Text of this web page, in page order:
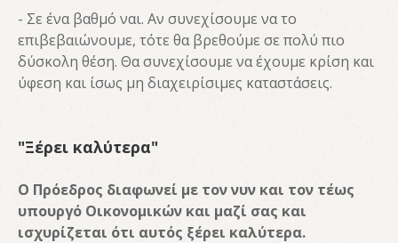
- Σε ένα βαθμό ναι. Αν συνεχίσουμε να το
επιβεβαιώνουμε, τότε θα βρεθούμε σε πολύ πιο
δύσκολη θέση. Θα συνεχίσουμε να έχουμε κρίση και
ύφεση και ίσως μη διαχειρίσιμες καταστάσεις.
"Ξέρει καλύτερα"
Ο Πρόεδρος διαφωνεί με τον νυν και τον τέως
υπουργό Οικονομικών και μαζί σας και
ισχυρίζεται ότι αυτός ξέρει καλύτερα.